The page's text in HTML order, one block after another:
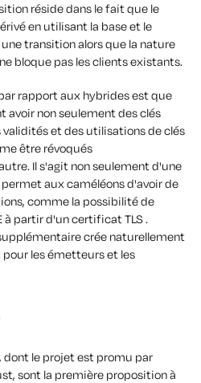
réside dans le fait que le
en utilisant la base et le
transition alors que la nature
bloque pas les clients existants.
rapport aux hybrides est que
non seulement des clés
et des utilisations de clés
être révoqués
Il s'agit non seulement d'une
aux caméléons d'avoir de
comme la possibilité de
partir d'un certificat TLS .
crée naturellement
les émetteurs et les
le projet est promu par
sont la première proposition à